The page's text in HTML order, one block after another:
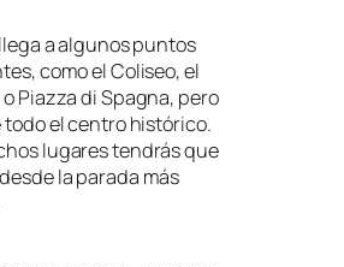
a algunos puntos
como el Coliseo, el
Piazza di Spagna, pero
todo el centro histórico.
lugares tendrás que
la parada más